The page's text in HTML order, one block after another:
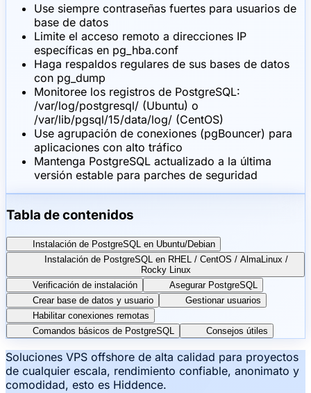
Use siempre contraseñas fuertes para usuarios de
base de datos
Limite el acceso remoto a direcciones IP
específicas en pg_hba.conf
Haga respaldos regulares de sus bases de datos
con pg_dump
Monitoree los registros de PostgreSQL:
/var/log/postgresql/ (Ubuntu) o
/var/lib/pgsql/15/data/log/ (CentOS)
Use agrupación de conexiones (pgBouncer) para
aplicaciones con alto tráfico
Mantenga PostgreSQL actualizado a la última
versión estable para parches de seguridad
Tabla de contenidos
Instalación de PostgreSQL en Ubuntu/Debian
Instalación de PostgreSQL en RHEL / CentOS / AlmaLinux /
Rocky Linux
Verificación de instalación
Asegurar PostgreSQL
Crear base de datos y usuario
Gestionar usuarios
Habilitar conexiones remotas
Comandos básicos de PostgreSQL
Consejos útiles
Soluciones VPS offshore de alta calidad para proyectos
de cualquier escala, rendimiento confiable, anonimato y
comodidad, esto es Hiddence.